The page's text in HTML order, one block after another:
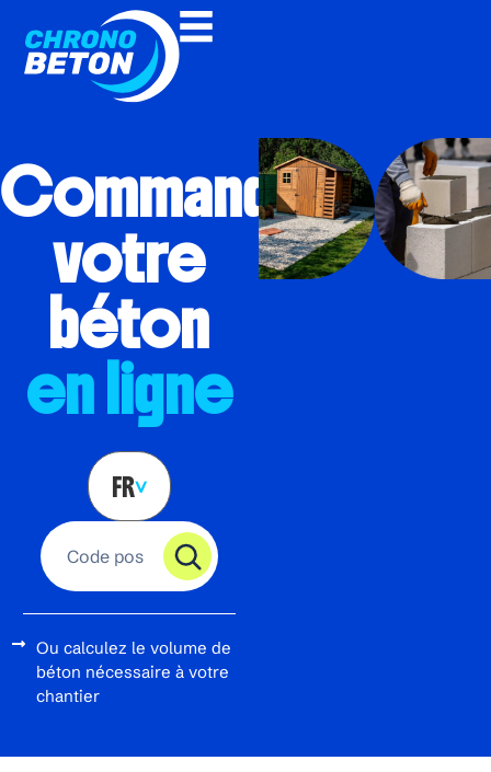
Commandez
votre
béton
en ligne
FR>
Ou calculez le volume de
béton nécessaire à votre
chantier